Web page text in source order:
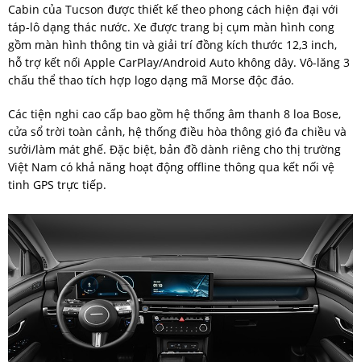
Cabin của Tucson được thiết kế theo phong cách hiện đại với
táp-lô dạng thác nước. Xe được trang bị cụm màn hình cong
gồm màn hình thông tin và giải trí đồng kích thước 12,3 inch,
hỗ trợ kết nối Apple CarPlay/Android Auto không dây. Vô-lăng 3
chấu thể thao tích hợp logo dạng mã Morse độc đáo.
Các tiện nghi cao cấp bao gồm hệ thống âm thanh 8 loa Bose,
cửa sổ trời toàn cảnh, hệ thống điều hòa thông gió đa chiều và
sưởi/làm mát ghế. Đặc biệt, bản đồ dành riêng cho thị trường
Việt Nam có khả năng hoạt động offline thông qua kết nối vệ
tinh GPS trực tiếp.